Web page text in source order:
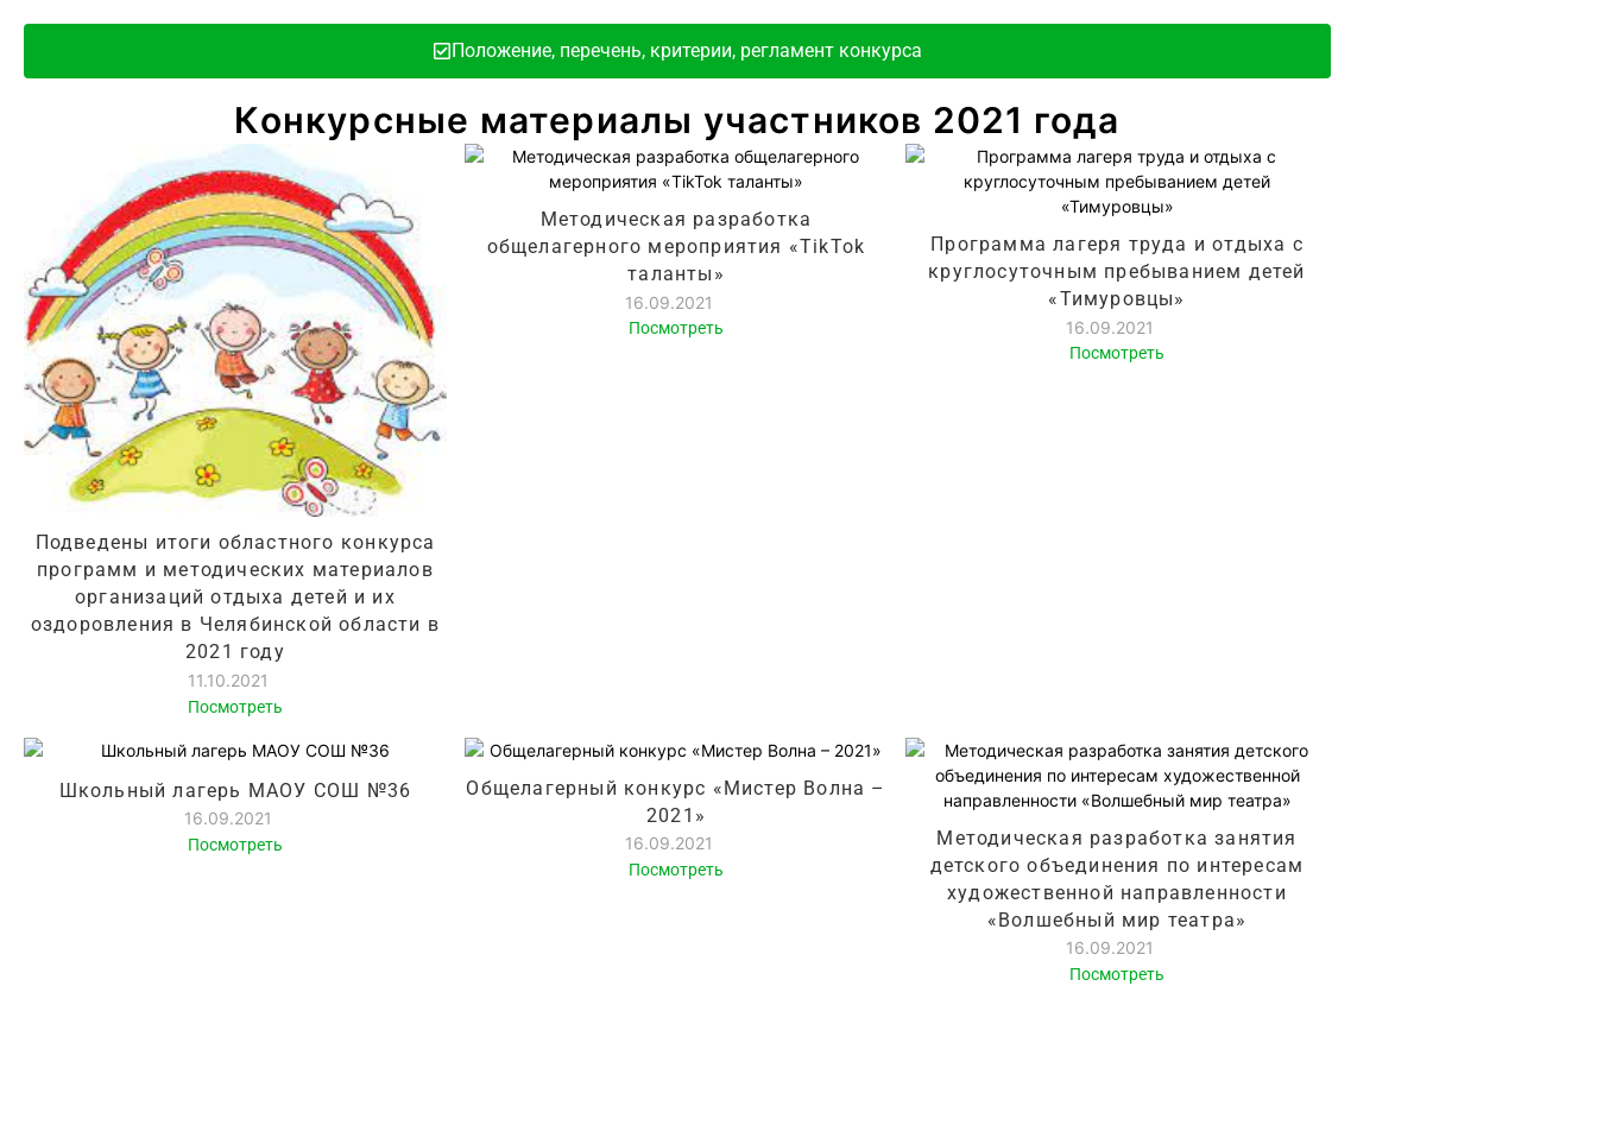
Положение, перечень, критерии, регламент конкурса
Конкурсные материалы участников 2021 года
Подведены итоги областного конкурса
программ и методических материалов
организаций отдыха детей и их
оздоровления в Челябинской области в
2021 году
11.10.2021
Посмотреть
Методическая разработка
общелагерного мероприятия «TikTok
таланты»
16.09.2021
Посмотреть
Программа лагеря труда и отдыха с
круглосуточным пребыванием детей
«Тимуровцы»
16.09.2021
Посмотреть
Школьный лагерь МАОУ СОШ №36
16.09.2021
Посмотреть
Общелагерный конкурс «Мистер Волна –
2021»
16.09.2021
Посмотреть
Методическая разработка занятия
детского объединения по интересам
художественной направленности
«Волшебный мир театра»
16.09.2021
Посмотреть